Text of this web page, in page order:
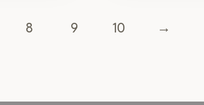
8 9 10 →